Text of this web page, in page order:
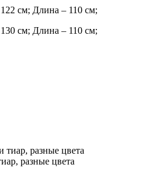
см; Длина – 110 см;
см; Длина – 110 см;
разные цвета